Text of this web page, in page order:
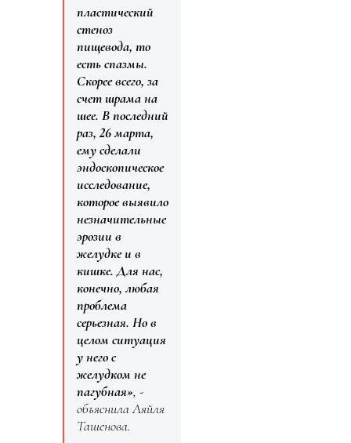
пластический
стеноз
пищевода, то
есть спазмы.
Скорее всего, за
счет шрама на
шее. В последний
раз, 26 марта,
ему сделали
эндоскопическое
исследование,
которое выявило
незначительные
эрозии в
желудке и в
кишке. Для нас,
конечно, любая
проблема
серьезная. Но в
целом ситуация
у него с
желудком не
пагубная», -
объяснила Ляйля
Ташенова.